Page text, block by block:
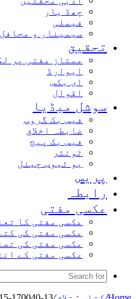
چھڈ یار
فیملی
سیمینار و محافل
تحقیق
ممتاز مفتی پر
ایوارڈ
ای بکس
اقوال
سوشل میڈیا
فیس بک گروپ
ضابطہ اخلاق
فیس بک پیج
ٹوئٹر
یو ٹیوب چینل
پریس
رابطہ
عکسی مفتی
عکسی مفتی کا
عکسی مفتی کی
عکسی مفتی کی
عکسی مفتی کے